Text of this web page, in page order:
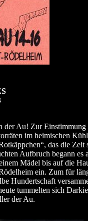
der Au! Zur Einstimmung
im heimischen
das die Zeit
Aufbruch begann es
Mädel bis auf die
ein. Zum für
Hundertschaft
tummelten sich
der Au.